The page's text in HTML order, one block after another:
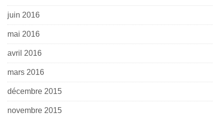
juin 2016
mai 2016
avril 2016
mars 2016
décembre 2015
novembre 2015